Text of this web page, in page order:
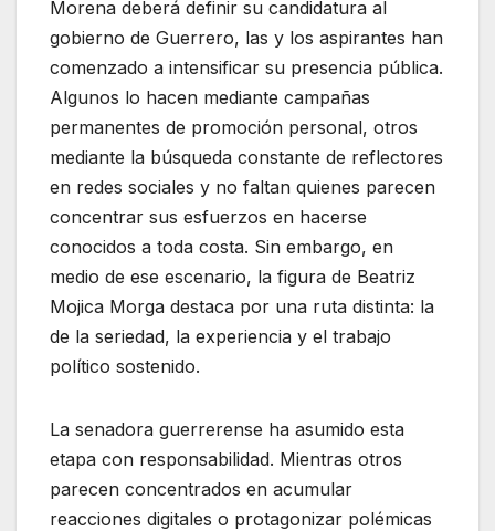
Morena deberá definir su candidatura al
gobierno de Guerrero, las y los aspirantes han
comenzado a intensificar su presencia pública.
Algunos lo hacen mediante campañas
permanentes de promoción personal, otros
mediante la búsqueda constante de reflectores
en redes sociales y no faltan quienes parecen
concentrar sus esfuerzos en hacerse
conocidos a toda costa. Sin embargo, en
medio de ese escenario, la figura de Beatriz
Mojica Morga destaca por una ruta distinta: la
de la seriedad, la experiencia y el trabajo
político sostenido.
La senadora guerrerense ha asumido esta
etapa con responsabilidad. Mientras otros
parecen concentrados en acumular
reacciones digitales o protagonizar polémicas